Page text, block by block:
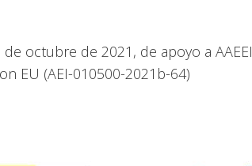
octubre de 2021, de apoyo a
EU (AEI-010500-2021b-64)